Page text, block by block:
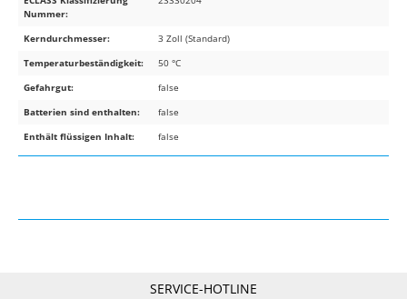
Nummer:
Kerndurchmesser:
3 Zoll (Standard)
Temperaturbeständigkeit:
50 °C
Gefahrgut:
false
Batterien sind enthalten:
false
Enthält flüssigen Inhalt:
false
SERVICE-HOTLINE